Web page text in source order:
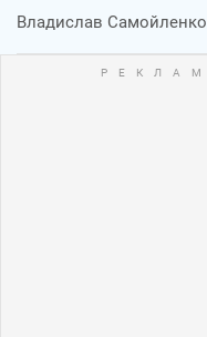
Владислав Самойленко